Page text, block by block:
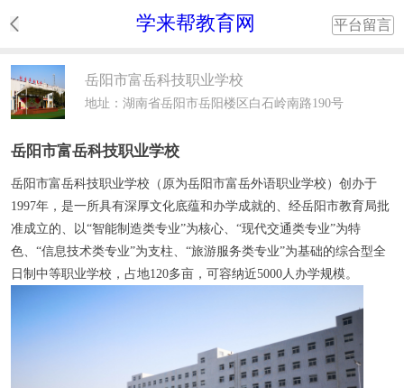
学来帮教育网 平台留言
岳阳市富岳科技职业学校
地址：湖南省岳阳市岳阳楼区白石岭南路190号
岳阳市富岳科技职业学校
岳阳市富岳科技职业学校（原为岳阳市富岳外语职业学校）创办于
1997年，是一所具有深厚文化底蕴和办学成就的、经岳阳市教育局批
准成立的、以“智能制造类专业”为核心、“现代交通类专业”为特
色、“信息技术类专业”为支柱、“旅游服务类专业”为基础的综合型全
日制中等职业学校，占地120多亩，可容纳近5000人办学规模。